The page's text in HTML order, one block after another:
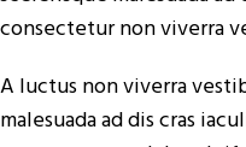
consectetur non viverra
A luctus non viverra
malesuada ad dis cras